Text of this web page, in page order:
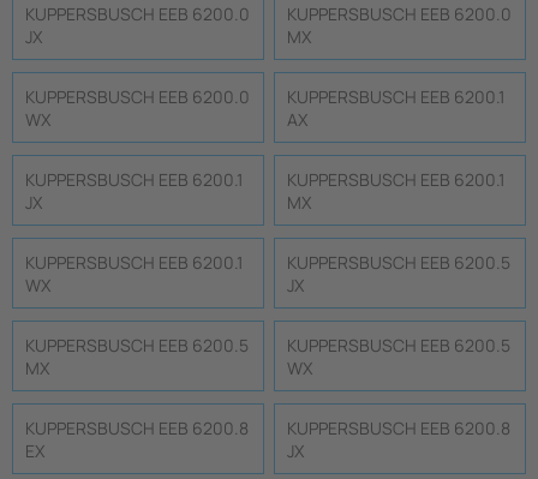
KUPPERSBUSCH EEB 6200.0
JX
KUPPERSBUSCH EEB 6200.0
MX
KUPPERSBUSCH EEB 6200.0
WX
KUPPERSBUSCH EEB 6200.1
AX
KUPPERSBUSCH EEB 6200.1
JX
KUPPERSBUSCH EEB 6200.1
MX
KUPPERSBUSCH EEB 6200.1
WX
KUPPERSBUSCH EEB 6200.5
JX
KUPPERSBUSCH EEB 6200.5
MX
KUPPERSBUSCH EEB 6200.5
WX
KUPPERSBUSCH EEB 6200.8
EX
KUPPERSBUSCH EEB 6200.8
JX